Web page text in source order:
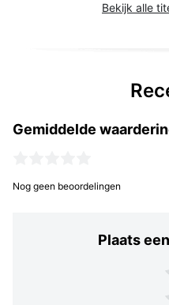
Bekijk alle
Gemiddelde
Nog geen beoordelingen
Plaats